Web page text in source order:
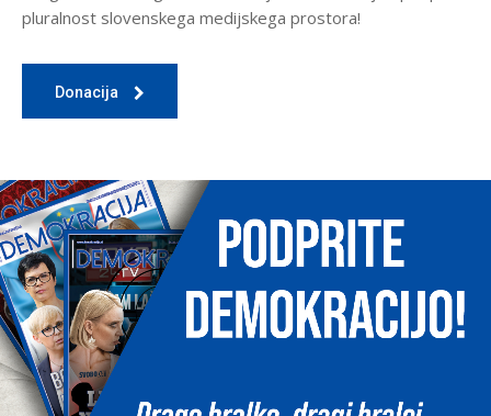
pluralnost slovenskega medijskega prostora!
Donacija